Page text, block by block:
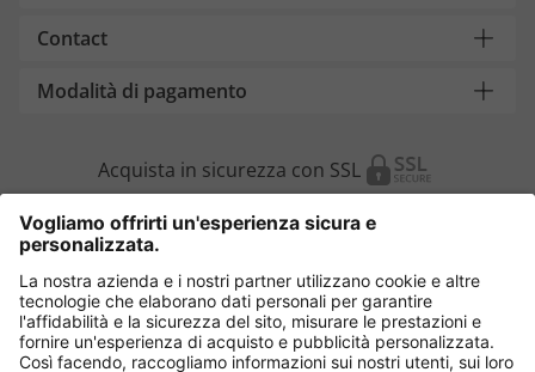
Contact
Modalità di pagamento
Acquista in sicurezza con SSL
Cambia Paese
Italia